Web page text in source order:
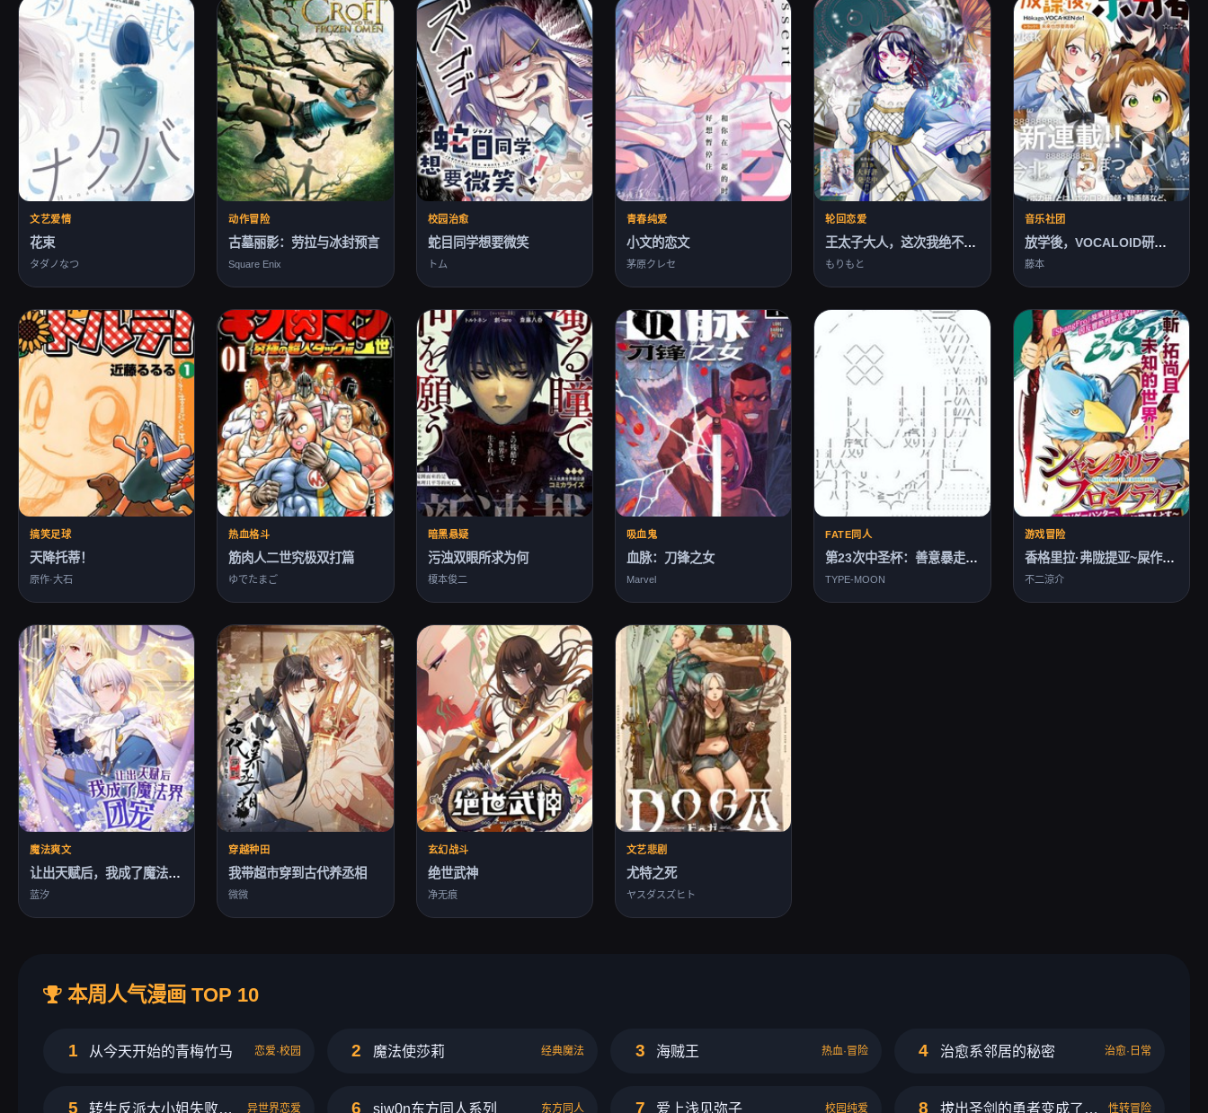
文艺爱情
花束
タダノなつ
动作冒险
古墓丽影：劳拉与冰封预言
Square Enix
校园治愈
蛇目同学想要微笑
トム
青春纯爱
小文的恋文
茅原クレセ
轮回恋爱
王太子大人，这次我绝不想被你杀掉！
もりもと
音乐社团
放学後，VOCALOID研见！
藤本
搞笑足球
天降托蒂！
原作·大石
热血格斗
筋肉人二世究极双打篇
ゆでたまご
暗黑悬疑
污浊双眼所求为何
榎本俊二
吸血鬼
血脉：刀锋之女
Marvel
FATE同人
第23次中圣杯：善意暴走的圣杯战争
TYPE-MOON
游戏冒险
香格里拉·弗陇提亚~屎作猎人向神作发起挑战~
不二涼介
魔法爽文
让出天赋后，我成了魔法界团宠
蓝汐
穿越种田
我带超市穿到古代养丞相
微微
玄幻战斗
绝世武神
净无痕
文艺悲剧
尤特之死
ヤスダスズヒト
本周人气漫画 TOP 10
1 从今天开始的青梅竹马 恋爱·校园 2 魔法使莎莉 经典魔法 3 海贼王 热血·冒险 4 治愈系邻居的秘密 治愈·日常
5 转生反派大小姐失败结果成了赢家女主 异世界恋爱 6 siw0n东方同人系列 东方同人 7 爱上浅见弥子 校园纯爱 8 拔出圣剑的勇者变成了女孩子 性转冒险